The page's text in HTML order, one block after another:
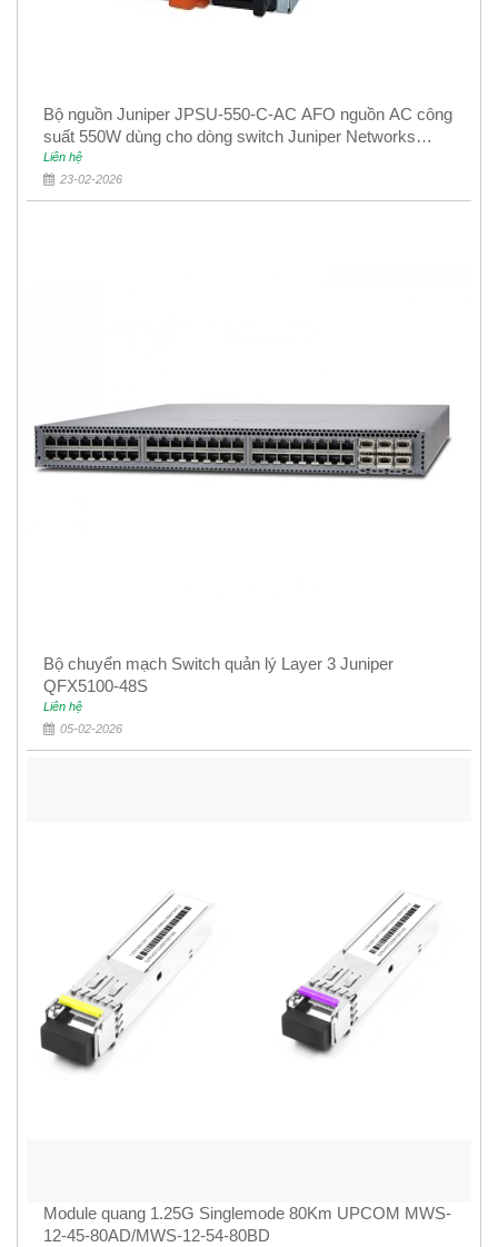
Bộ nguồn Juniper JPSU-550-C-AC AFO nguồn AC công
suất 550W dùng cho dòng switch Juniper Networks
EX4400
Liên hệ
23-02-2026
Bộ chuyển mạch Switch quản lý Layer 3 Juniper
QFX5100-48S
Liên hệ
05-02-2026
Module quang 1.25G Singlemode 80Km UPCOM MWS-
12-45-80AD/MWS-12-54-80BD